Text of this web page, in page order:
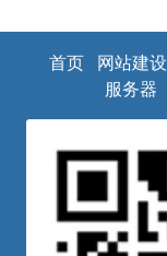
首页 网站建设
服务器